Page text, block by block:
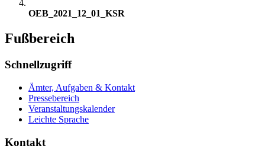
OEB_2021_12_01_KSR
Fußbereich
Schnellzugriff
Ämter, Aufgaben & Kontakt
Pressebereich
Veranstaltungskalender
Leichte Sprache
Kontakt